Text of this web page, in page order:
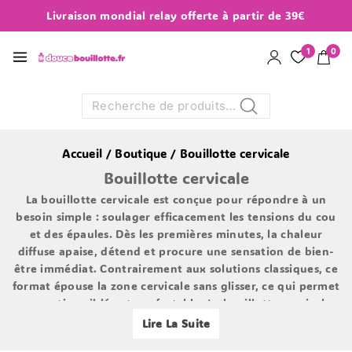
Livraison mondial relay offerte à partir de 39€
1 0
Recherche
Accueil / Boutique / Bouillotte cervicale
Bouillotte cervicale
La bouillotte cervicale est conçue pour répondre à un
besoin simple : soulager efficacement les tensions du cou
et des épaules. Dès les premières minutes, la chaleur
diffuse apaise, détend et procure une sensation de bien-
être immédiat. Contrairement aux solutions classiques, ce
format épouse la zone cervicale sans glisser, ce qui permet
une action ciblée et confortable. La bouillotte cervicale
s’intègre facilement dans le quotidien, que ce soit après
Lire La Suite